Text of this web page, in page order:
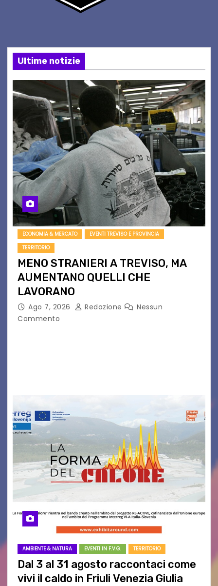
Ultime notizie
ECONOMIA & MERCATO
EVENTI TREVISO E PROVINCIA
TERRITORIO
MENO STRANIERI A TREVISO, MA
AUMENTANO QUELLI CHE
LAVORANO
Ago 7, 2026 Redazione
Nessun
Commento
AMBIENTE & NATURA EVENTI IN F.V.G. TERRITORIO
Dal 3 al 31 agosto raccontaci come
vivi il caldo in Friuli Venezia Giulia